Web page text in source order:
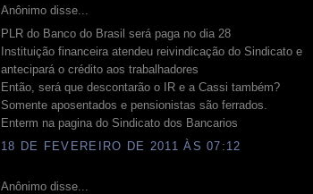
Anônimo disse...
PLR do Banco do Brasil será paga no dia 28
Instituição financeira atendeu reivindicação do Sindicato e
antecipará o crédito aos trabalhadores
Então, será que descontarão o IR e a Cassi também?
Somente aposentados e pensionistas são ferrados.
Enterm na pagina do Sindicato dos Bancarios
18 DE FEVEREIRO DE 2011 ÀS 07:12
Anônimo disse...